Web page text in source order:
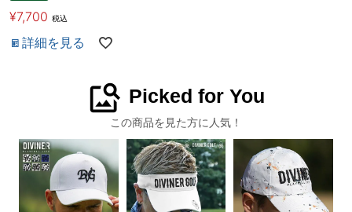
¥7,700 税込
詳細を見る
image_search Picked for You
この商品を見た方に人気！